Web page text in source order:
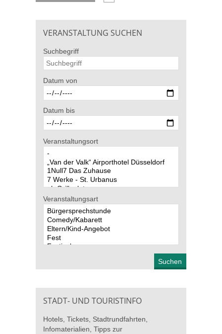
VERANSTALTUNG SUCHEN
Suchbegriff
Datum von
Datum bis
Veranstaltungsort
Veranstaltungsart
STADT- UND TOURISTINFO
Hotels, Tickets, Stadtrundfahrten,
Infomaterialien, Tipps zur